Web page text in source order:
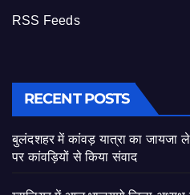
RSS Feeds
RECENT POSTS
बुलंदशहर में कांवड़ यात्रा का जायजा
पर कांवड़ियों से किया संवाद